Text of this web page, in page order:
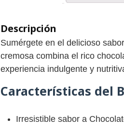
Descripción
Sumérgete en el delicioso
cremosa combina el rico
experiencia indulgente y
Características del
Irresistible sabor a